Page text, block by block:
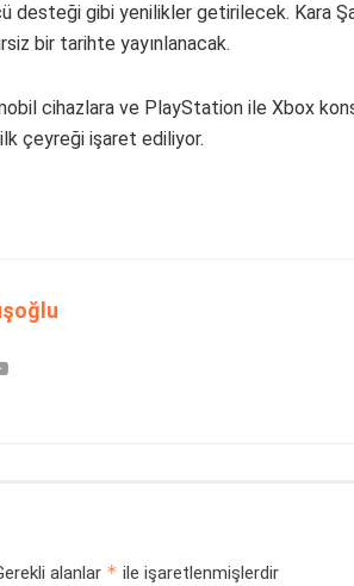
desteği gibi yenilikler getirilecek. Kara
bir tarihte yayınlanacak.
cihazlara ve PlayStation ile Xbox
çeyreği işaret ediliyor.
alanlar * ile işaretlenmişlerdir